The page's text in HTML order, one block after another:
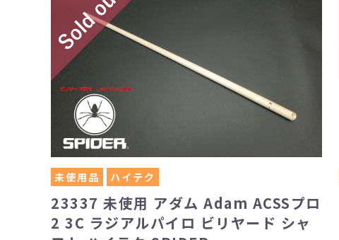
未使用品 ハイテク
23337 未使用 アダム Adam ACSSプロ
2 3C ラジアルパイロ ビリヤード シャ